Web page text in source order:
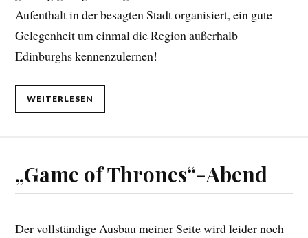
Aufenthalt in der besagten Stadt organisiert, ein gute
Gelegenheit um einmal die Region außerhalb
Edinburghs kennenzulernen!
WEITERLESEN
„Game of Thrones“-Abend
Der vollständige Ausbau meiner Seite wird leider noch